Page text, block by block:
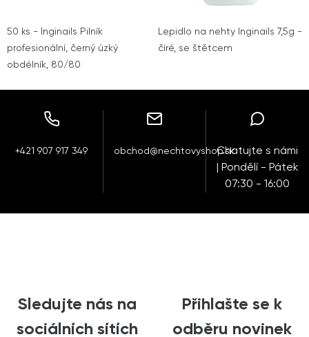
50 ks - Inginails Pilník
profesionální, černý úzký
obdélník, 80/80
Lepidlo na nehty Inginails 7,5g -
číré, se štětcem
+421 907 917 349 obchod@nechtovyshop.skChatujte s námi
| Pondělí - Pátek
07:30 - 16:00
Sledujte nás na
sociálních sítích
Přihlašte se k
odběru novinek